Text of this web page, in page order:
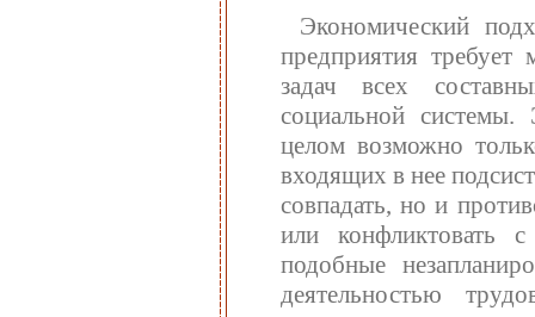
Экономический
предприятия требует
задач всех
социальной
целом возможно
входящих в нее
совпадать, но и
или конфликтовать
подобные
деятельностью